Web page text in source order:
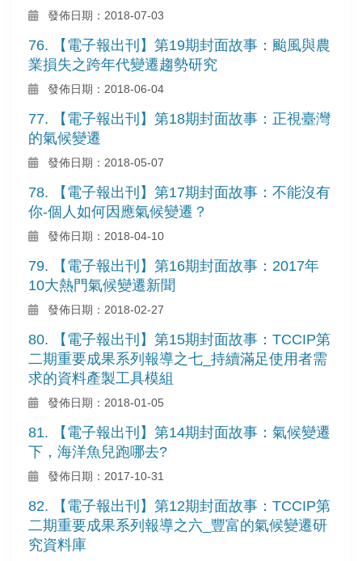
發佈日期：2018-07-03
76. 【電子報出刊】第19期封面故事：颱風與農
業損失之跨年代變遷趨勢研究
發佈日期：2018-06-04
77. 【電子報出刊】第18期封面故事：正視臺灣
的氣候變遷
發佈日期：2018-05-07
78. 【電子報出刊】第17期封面故事：不能沒有
你-個人如何因應氣候變遷？
發佈日期：2018-04-10
79. 【電子報出刊】第16期封面故事：2017年
10大熱門氣候變遷新聞
發佈日期：2018-02-27
80. 【電子報出刊】第15期封面故事：TCCIP第
二期重要成果系列報導之七_持續滿足使用者需
求的資料產製工具模組
發佈日期：2018-01-05
81. 【電子報出刊】第14期封面故事：氣候變遷
下，海洋魚兒跑哪去?
發佈日期：2017-10-31
82. 【電子報出刊】第12期封面故事：TCCIP第
二期重要成果系列報導之六_豐富的氣候變遷研
究資料庫